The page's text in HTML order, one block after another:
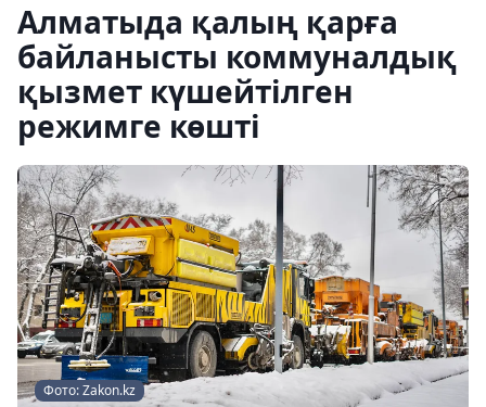
Алматыда қалың қарға
байланысты коммуналдық
қызмет күшейтілген
режимге көшті
Фото: Zakon.kz